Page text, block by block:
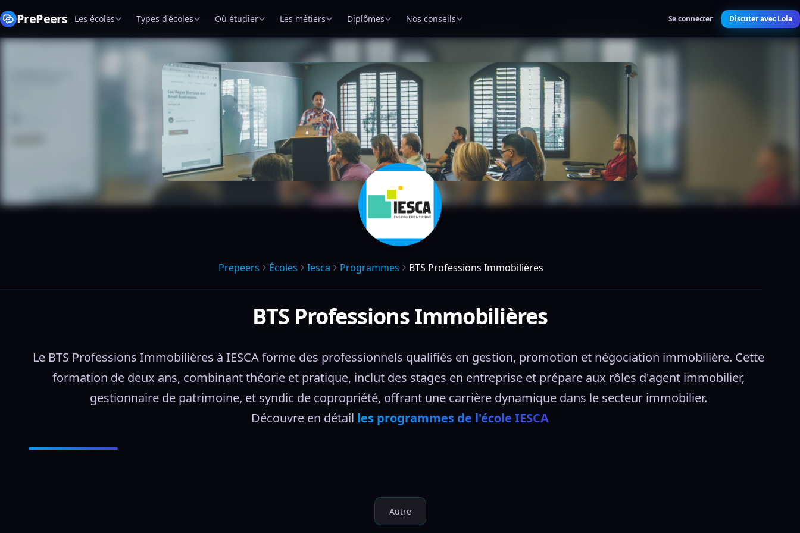
PrePeers Les écoles Types d'écoles Où étudier Les métiers Diplômes Nos conseils Se connecter Discuter avec Lola
Prepeers Écoles Iesca Programmes BTS Professions Immobilières
BTS Professions Immobilières
Le BTS Professions Immobilières à IESCA forme des professionnels qualifiés en gestion, promotion et négociation immobilière. Cette
formation de deux ans, combinant théorie et pratique, inclut des stages en entreprise et prépare aux rôles d'agent immobilier,
gestionnaire de patrimoine, et syndic de copropriété, offrant une carrière dynamique dans le secteur immobilier.
Découvre en détail les programmes de l'école IESCA
Autre